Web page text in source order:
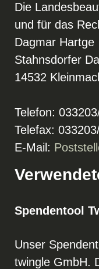
Die
und für das
Dagmar Hartge
Stahnsdorfer
14532
Telefon:
Telefax:
E-Mail:
Spendentool
Unser
twingle GmbH.